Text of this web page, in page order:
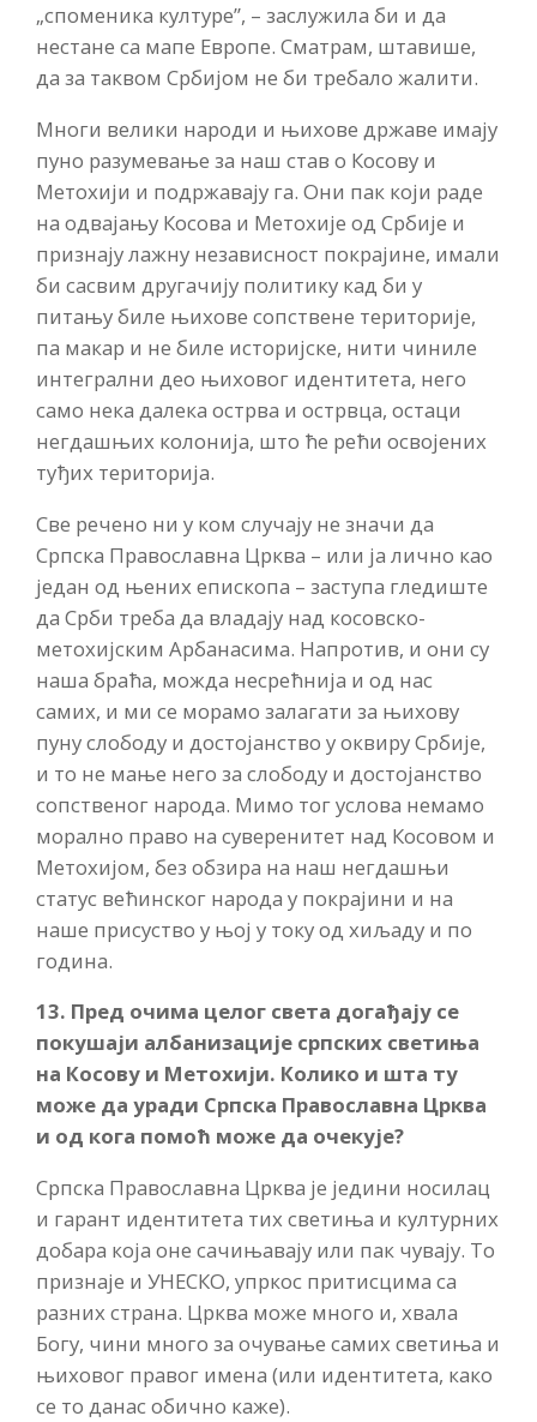
„споменика културе”, – заслужила би и да
нестане са мапе Европе. Сматрам, штавише,
да за таквом Србијом не би требало жалити.
Многи велики народи и њихове државе имају
пуно разумевање за наш став о Косову и
Метохији и подржавају га. Они пак који раде
на одвајању Косова и Метохије од Србије и
признају лажну независност покрајине, имали
би сасвим другачију политику кад би у
питању биле њихове сопствене територије,
па макар и не биле историјске, нити чиниле
интегрални део њиховог идентитета, него
само нека далека острва и острвца, остаци
негдашњих колонија, што ће рећи освојених
туђих територија.
Све речено ни у ком случају не значи да
Српска Православна Црква – или ја лично као
један од њених епископа – заступа гледиште
да Срби треба да владају над косовско-
метохијским Арбанасима. Напротив, и они су
наша браћа, можда несрећнија и од нас
самих, и ми се морамо залагати за њихову
пуну слободу и достојанство у оквиру Србије,
и то не мање него за слободу и достојанство
сопственог народа. Мимо тог услова немамо
морално право на суверенитет над Косовом и
Метохијом, без обзира на наш негдашњи
статус већинског народа у покрајини и на
наше присуство у њој у току од хиљаду и по
година.
13. Пред очима целог света догађају се
покушаји албанизације српских светиња
на Косову и Метохији. Колико и шта ту
може да уради Српска Православна Црква
и од кога помоћ може да очекује?
Српска Православна Црква је једини носилац
и гарант идентитета тих светиња и културних
добара која оне сачињавају или пак чувају. То
признаје и УНЕСКО, упркос притисцима са
разних страна. Црква може много и, хвала
Богу, чини много за очување самих светиња и
њиховог правог имена (или идентитета, како
се то данас обично каже).